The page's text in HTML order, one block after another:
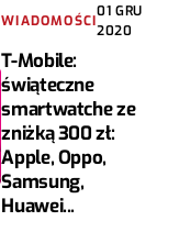
WIADOMOŚCI
01 GRU
2020
T-Mobile:
świąteczne
smartwatche ze
zniżką 300 zł:
Apple, Oppo,
Samsung,
Huawei...